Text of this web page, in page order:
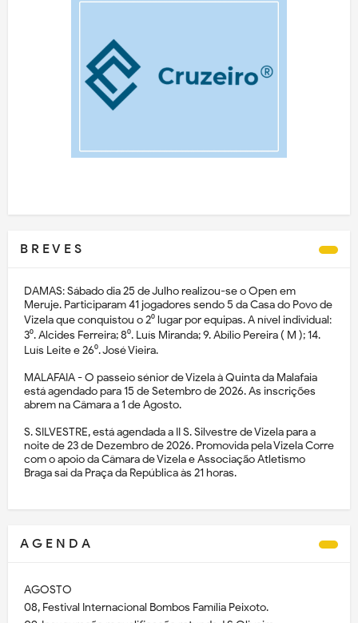
B R E V E S
DAMAS: Sábado dia 25 de Julho realizou-se o Open em
Meruje. Participaram 41 jogadores sendo 5 da Casa do Povo de
Vizela que conquistou o 2⁰ lugar por equipas. A nível individual:
3⁰. Alcides Ferreira; 8⁰. Luís Miranda; 9. Abílio Pereira ( M ); 14.
Luís Leite e 26⁰. José Vieira.
MALAFAIA - O passeio sénior de Vizela à Quinta da Malafaia
está agendado para 15 de Setembro de 2026. As inscrições
abrem na Câmara a 1 de Agosto.
S. SILVESTRE, está agendada a II S. Silvestre de Vizela para a
noite de 23 de Dezembro de 2026. Promovida pela Vizela Corre
com o apoio da Câmara de Vizela e Associação Atletismo
Braga sai da Praça da República às 21 horas.
A G E N D A
AGOSTO
08, Festival Internacional Bombos Família Peixoto.